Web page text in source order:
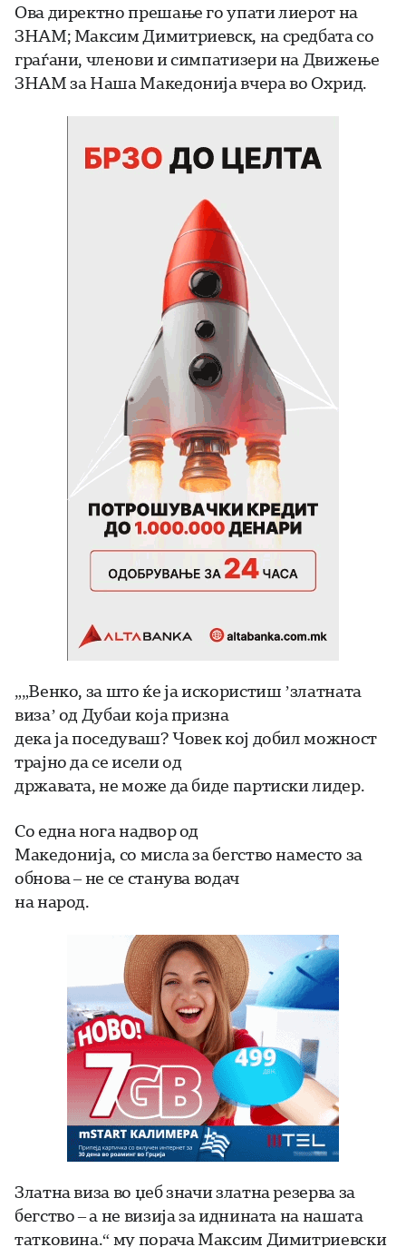
Ова директно прешање го упати лиерот на
ЗНАМ; Максим Димитриевск, на средбата со
граѓани, членови и симпатизери на Движење
ЗНАМ за Наша Македонија вчера во Охрид.
„„Венко, за што ќе ја искористиш ’златната
виза’ од Дубаи која призна
дека ја поседуваш? Човек кој добил можност
трајно да се исели од
државата, не може да биде партиски лидер.
Со една нога надвор од
Македонија, со мисла за бегство наместо за
обнова – не се станува водач
на народ.
Златна виза во џеб значи златна резерва за
бегство – а не визија за иднината на нашата
татковина.“ му порача Максим Димитриевски